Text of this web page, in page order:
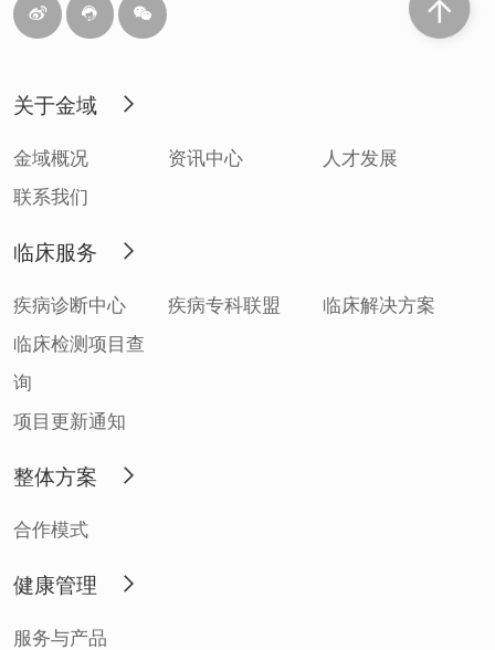
关于金域
金域概况 资讯中心
人才发展
联系我们
临床服务
疾病诊断中心 疾病专科联盟
临床解决方案
临床检测项目查
询
项目更新通知
整体方案
合作模式
健康管理
服务与产品